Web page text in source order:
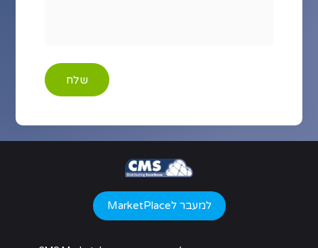
שלח
למעבר לMarketPlace